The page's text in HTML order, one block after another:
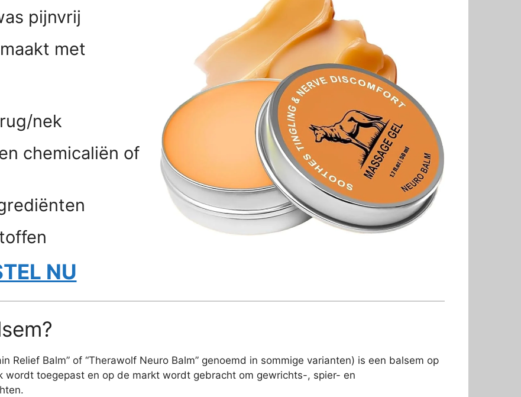
pijnvrij
met
nek
chemicaliën of
NU
Relief Balm” of “Therawolf Neuro Balm” genoemd in sommige varianten) is een balsem op
toegepast en op de markt wordt gebracht om gewrichts-, spier- en